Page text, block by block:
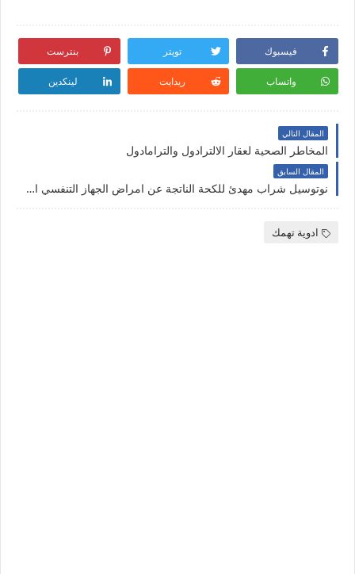
فيسبوك تويتر بنترست
واتساب ريدايت لينكدين
المقال التالي
المخاطر الصحية لعقار الالترادول والترامادول
المقال السابق
نوتوسيل شراب مهدئ للكحة الناتجة عن امراض الجهاز التنفسي المختلفة Notussil
ادوية تهمك